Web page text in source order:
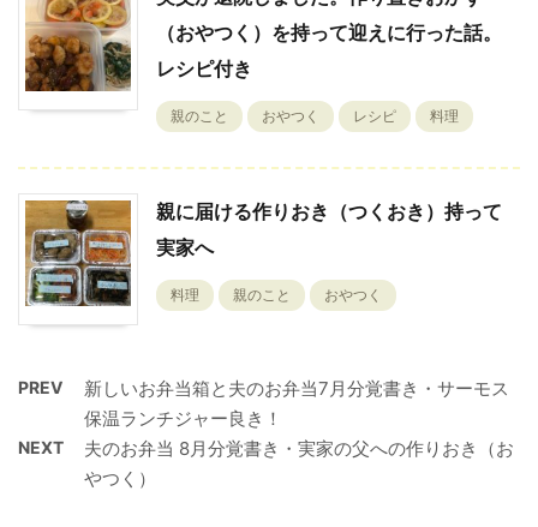
（おやつく）を持って迎えに行った話。
レシピ付き
親のこと おやつく レシピ 料理
親に届ける作りおき（つくおき）持って
実家へ
料理 親のこと おやつく
PREV
新しいお弁当箱と夫のお弁当7月分覚書き・サーモス
保温ランチジャー良き！
NEXT
夫のお弁当 8月分覚書き・実家の父への作りおき（お
やつく）